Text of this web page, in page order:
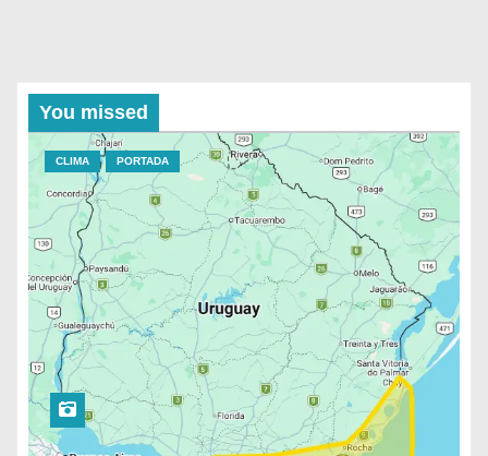
You missed
CLIMA PORTADA